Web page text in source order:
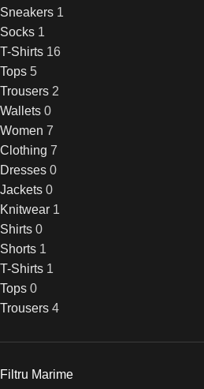
Sneakers 1
Socks 1
T-Shirts 16
Tops 5
Trousers 2
Wallets 0
Women 7
Clothing 7
Dresses 0
Jackets 0
Knitwear 1
Shirts 0
Shorts 1
T-Shirts 1
Tops 0
Trousers 4
Filtru Marime